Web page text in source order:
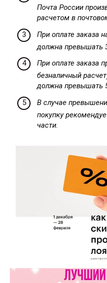
Почта России
расчетом в
При оплате заказа
должна превышать
При оплате заказа
безналичный
должна превышать
В случае
покупку
части.